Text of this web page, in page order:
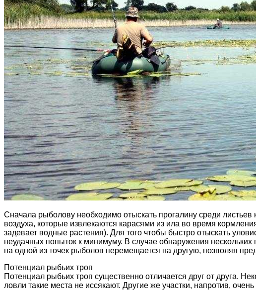
Сначала рыболову необходимо отыскать прогалину среди
воздуха, которые извлекаются карасями из ила во время
задевает водные растения). Для того чтобы быстро отыскать
неудачных попыток к минимуму. В случае обнаружения
на одной из точек рыболов перемещается на другую, позволяя
Потенциал рыбьих троп
Потенциал рыбьих троп существенно отличается друг от друга.
ловли такие места не иссякают. Другие же участки, напротив,